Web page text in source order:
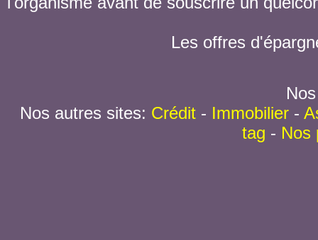
Les offres
Nos autres sites: Crédit- Immobilier-
tag - Nos